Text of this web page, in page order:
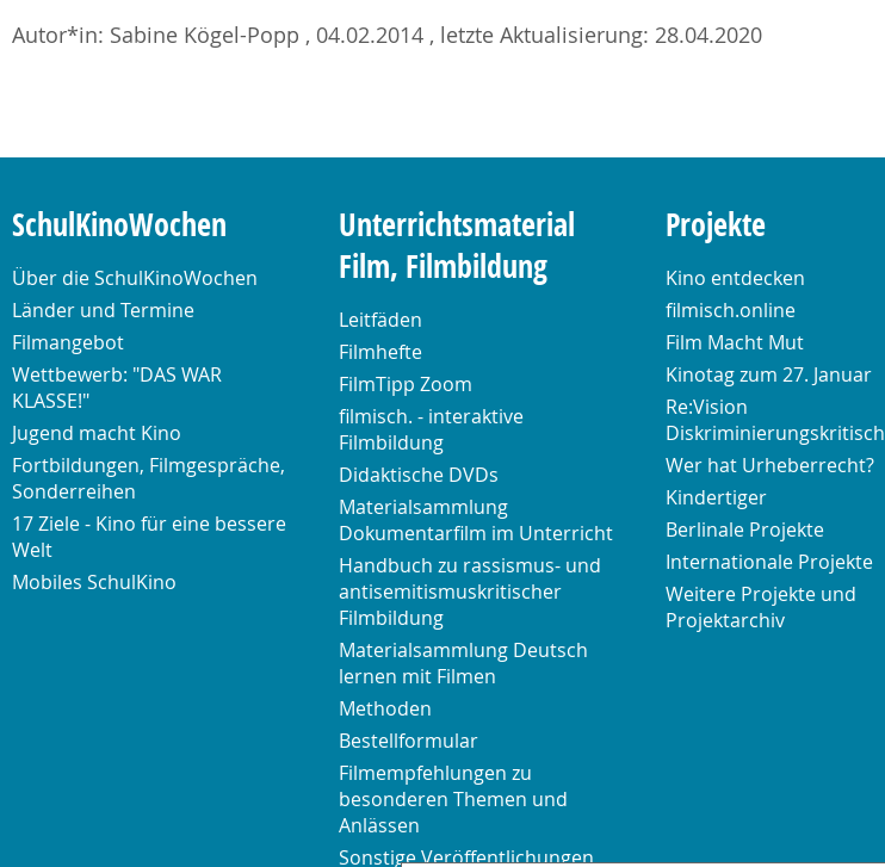
Autor*in: Sabine Kögel-Popp , 04.02.2014 , letzte Aktualisierung: 28.04.2020
SchulKinoWochen
Über die SchulKinoWochen
Länder und Termine
Filmangebot
Wettbewerb: "DAS WAR
KLASSE!"
Jugend macht Kino
Fortbildungen, Filmgespräche,
Sonderreihen
17 Ziele - Kino für eine bessere
Welt
Mobiles SchulKino
Unterrichtsmaterial
Film, Filmbildung
Leitfäden
Filmhefte
FilmTipp Zoom
filmisch. - interaktive
Filmbildung
Didaktische DVDs
Materialsammlung
Dokumentarfilm im Unterricht
Handbuch zu rassismus- und
antisemitismuskritischer
Filmbildung
Materialsammlung Deutsch
lernen mit Filmen
Methoden
Bestellformular
Filmempfehlungen zu
besonderen Themen und
Anlässen
Sonstige Veröffentlichungen
Projekte
Kino entdecken
filmisch.online
Film Macht Mut
Kinotag zum 27. Januar
Re:Vision
Diskriminierungskritisch
Wer hat Urheberrecht?
Kindertiger
Berlinale Projekte
Internationale Projekte
Weitere Projekte und
Projektarchiv